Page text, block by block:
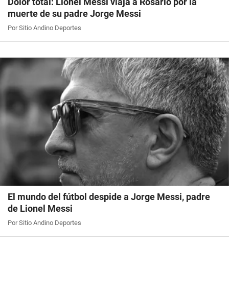
muerte de su padre Jorge Messi
Por Sitio Andino Deportes
El mundo del fútbol despide a Jorge Messi, padre
de Lionel Messi
Por Sitio Andino Deportes